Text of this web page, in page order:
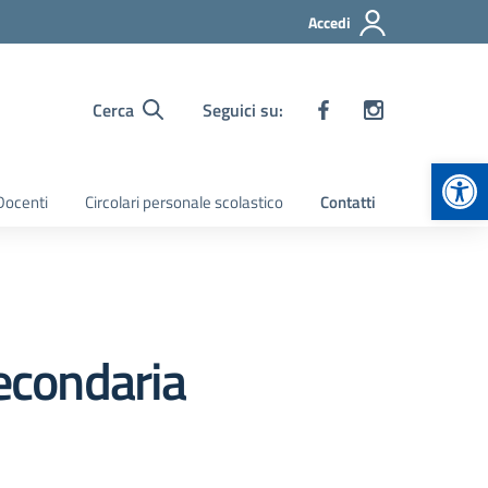
Accedi
Cerca Seguici su:
Circolari personale scolastico Contatti